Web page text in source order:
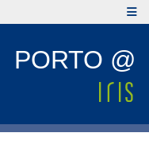
PORTO @